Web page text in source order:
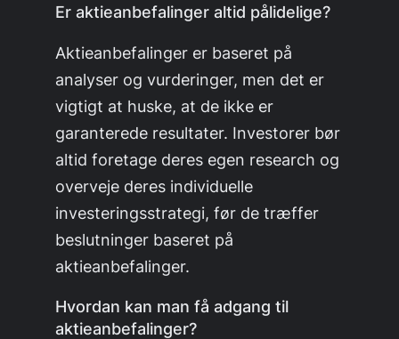
Er aktieanbefalinger altid pålidelige?
Aktieanbefalinger er baseret på
analyser og vurderinger, men det er
vigtigt at huske, at de ikke er
garanterede resultater. Investorer bør
altid foretage deres egen research og
overveje deres individuelle
investeringsstrategi, før de træffer
beslutninger baseret på
aktieanbefalinger.
Hvordan kan man få adgang til
aktieanbefalinger?